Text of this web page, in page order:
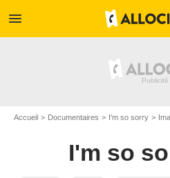
menu
Accueil Documentaires I'm so sorry
I'm so